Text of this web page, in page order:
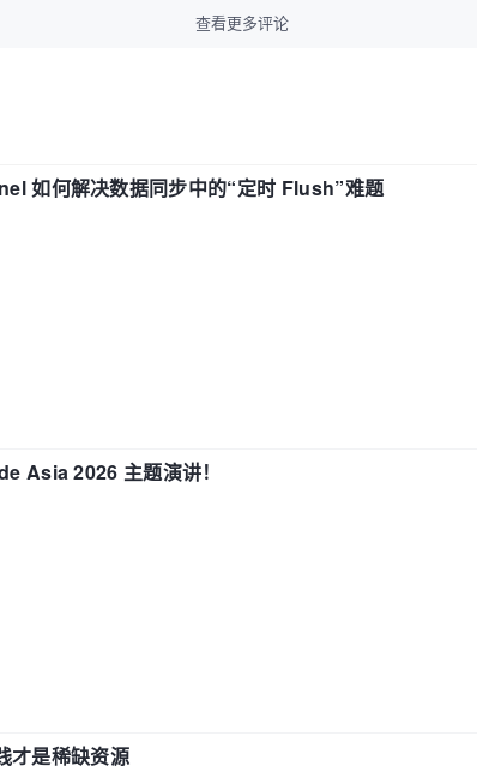
查看更多评论
如何解决数据同步中的“定时 Flush”难题
Asia 2026 主题演讲！
才是稀缺资源